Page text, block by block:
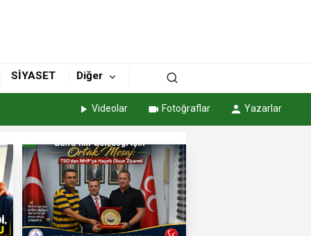
SİYASET Diğer
Videolar Fotoğraflar Yazarlar